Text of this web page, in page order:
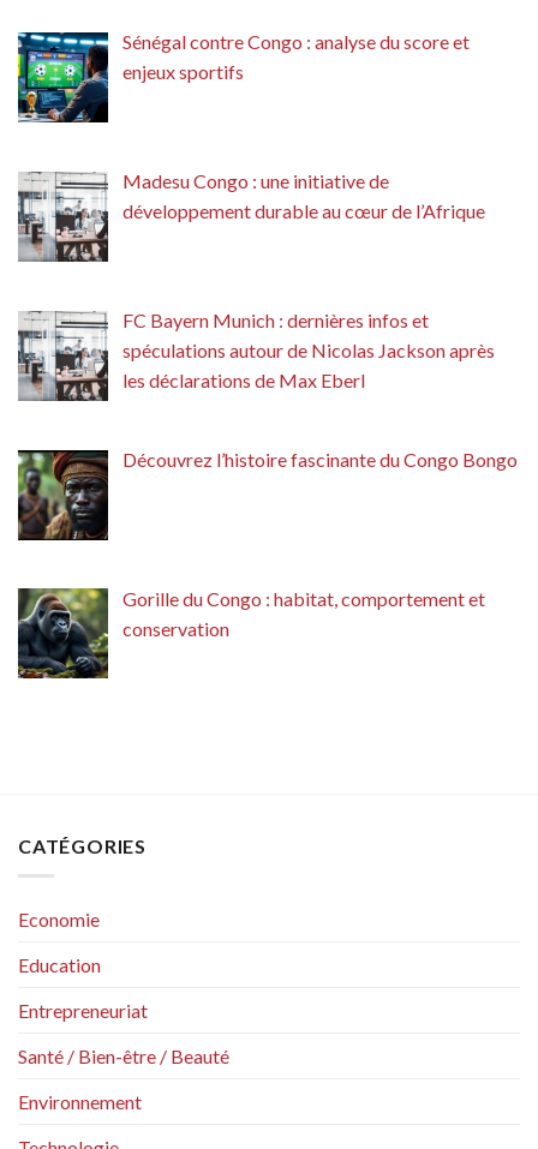
Sénégal contre Congo : analyse du score et
enjeux sportifs
Madesu Congo : une initiative de
développement durable au cœur de l’Afrique
FC Bayern Munich : dernières infos et
spéculations autour de Nicolas Jackson après
les déclarations de Max Eberl
Découvrez l’histoire fascinante du Congo Bongo
Gorille du Congo : habitat, comportement et
conservation
CATÉGORIES
Economie
Education
Entrepreneuriat
Santé / Bien-être / Beauté
Environnement